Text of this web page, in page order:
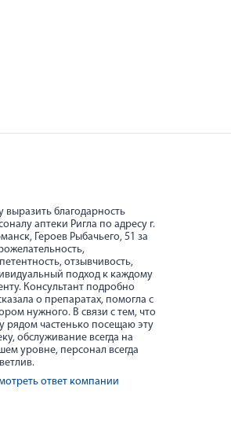
выразить благодарность
аптеки Ригла по адресу г.
Героев Рыбачьего, 51 за
отзывчивость,
подход к каждому
Консультант подробно
о препаратах, помогла с
нужного. В связи с тем, что
рядом частенько посещаю эту
обслуживание всегда на
уровне, персонал всегда
ответ компании